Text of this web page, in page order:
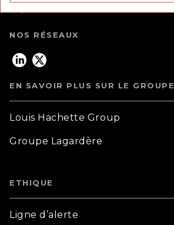
question_answer
NOS RÉSEAUX
EN SAVOIR PLUS SUR LE GROUPE
Louis Hachette Group
Groupe Lagardère
ETHIQUE
Ligne d’alerte